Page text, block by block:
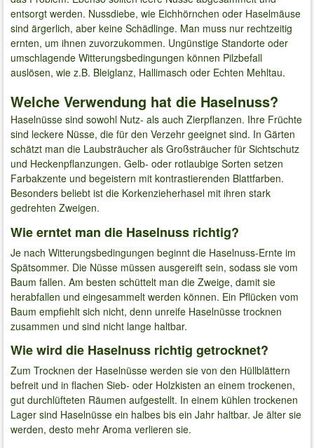
entsorgt werden. Nussdiebe, wie Eichhörnchen oder Haselmäuse
sind ärgerlich, aber keine Schädlinge. Man muss nur rechtzeitig
ernten, um ihnen zuvorzukommen. Ungünstige Standorte oder
umschlagende Witterungsbedingungen können Pilzbefall
auslösen, wie z.B. Bleiglanz, Hallimasch oder Echten Mehltau.
Welche Verwendung hat die Haselnuss?
Haselnüsse sind sowohl Nutz- als auch Zierpflanzen. Ihre Früchte
sind leckere Nüsse, die für den Verzehr geeignet sind. In Gärten
schätzt man die Laubsträucher als Großsträucher für Sichtschutz
und Heckenpflanzungen. Gelb- oder rotlaubige Sorten setzen
Farbakzente und begeistern mit kontrastierenden Blattfarben.
Besonders beliebt ist die Korkenzieherhasel mit ihren stark
gedrehten Zweigen.
Wie erntet man die Haselnuss richtig?
Je nach Witterungsbedingungen beginnt die Haselnuss-Ernte im
Spätsommer. Die Nüsse müssen ausgereift sein, sodass sie vom
Baum fallen. Am besten schüttelt man die Zweige, damit sie
herabfallen und eingesammelt werden können. Ein Pflücken vom
Baum empfiehlt sich nicht, denn unreife Haselnüsse trocknen
zusammen und sind nicht lange haltbar.
Wie wird die Haselnuss richtig getrocknet?
Zum Trocknen der Haselnüsse werden sie von den Hüllblättern
befreit und in flachen Sieb- oder Holzkisten an einem trockenen,
gut durchlüfteten Räumen aufgestellt. In einem kühlen trockenen
Lager sind Haselnüsse ein halbes bis ein Jahr haltbar. Je älter sie
werden, desto mehr Aroma verlieren sie.